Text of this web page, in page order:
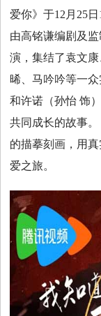
文
影
视
明
爱你》于12月25
由高铭谦编剧及
演，集结了袁文
晞、马吟吟等一
和许诺（孙怡 饰
共同成长的故事
的描摹刻画，用
爱之旅。